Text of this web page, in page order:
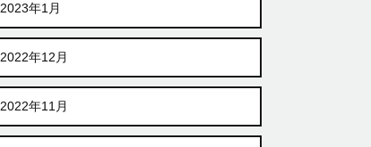
2023年1月
2022年12月
2022年11月